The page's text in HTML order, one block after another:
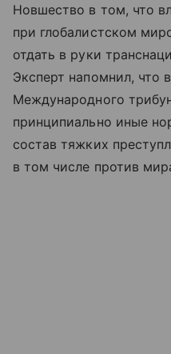
Новшество в том, что
при глобалистском
отдать в руки
Эксперт напомнил, что
Международного
принципиально иные
состав тяжких
в том числе против